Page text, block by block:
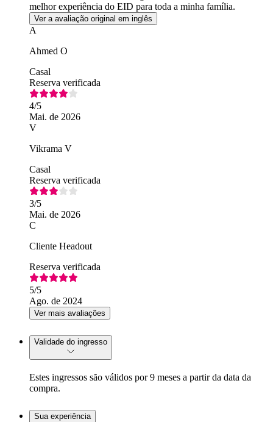
melhor experiência do EID para toda a minha família.
Ver a avaliação original em inglês
A
Ahmed O
Casal
Reserva verificada
4/5
Mai. de 2026
V
Vikrama V
Casal
Reserva verificada
3/5
Mai. de 2026
C
Cliente Headout
Reserva verificada
5/5
Ago. de 2024
Ver mais avaliações
Validade do ingresso
Estes ingressos são válidos por 9 meses a partir da data da
compra.
Sua experiência